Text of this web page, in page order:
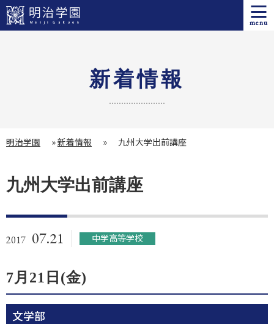
menu
新着情報
明治学園 »新着情報 » 九州大学出前講座
九州大学出前講座
2017 07.21 中学高等学校
7月21日(金)
文学部